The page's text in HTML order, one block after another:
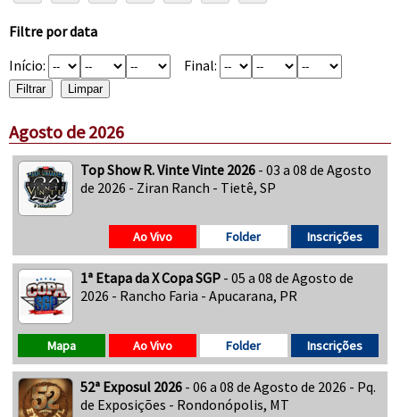
Filtre por data
Início:
Final:
Agosto de 2026
Top Show R. Vinte Vinte 2026 - 03 a 08 de Agosto
de 2026 - Ziran Ranch - Tietê, SP
Inscrições
Folder
Ao Vivo
1ª Etapa da X Copa SGP - 05 a 08 de Agosto de
2026 - Rancho Faria - Apucarana, PR
Inscrições
Folder
Ao Vivo
Mapa
52ª Exposul 2026 - 06 a 08 de Agosto de 2026 - Pq.
de Exposições - Rondonópolis, MT